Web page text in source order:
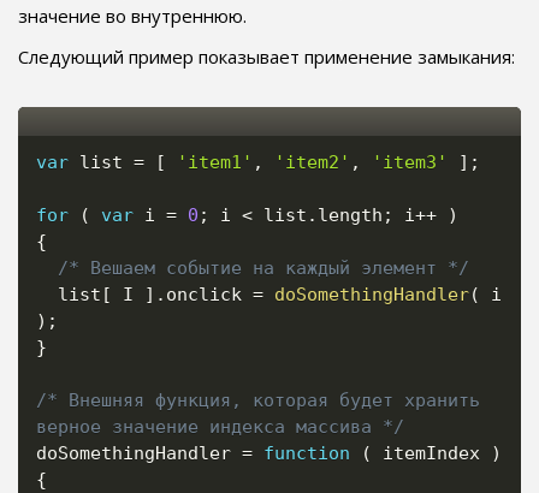
значение во внутреннюю.
Следующий пример показывает применение замыкания:
var list = [ 'item1' , 'item2' , 'item3' ] ;
for ( var i = 0 ; i < list . length ; i++
)
{
/* Вешаем событие на каждый элемент */
  list
[ I ] . onclick = doSomethingHandler(
) ;
}
/* Внешняя функция, которая будет хранить
верное значение индекса массива */
doSomethingHandler = function ( itemIndex
)
{